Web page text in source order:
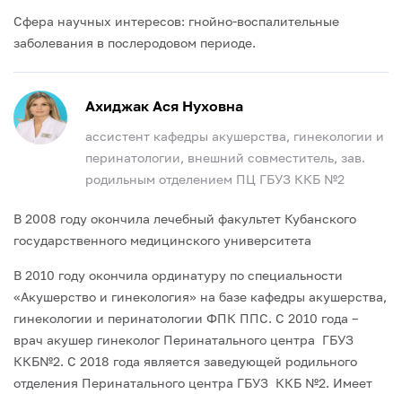
Сфера научных интересов: гнойно-воспалительные
заболевания в послеродовом периоде.
Ахиджак Ася Нуховна
ассистент кафедры акушерства, гинекологии и
перинатологии, внешний совместитель, зав.
родильным отделением ПЦ ГБУЗ ККБ №2
В 2008 году окончила лечебный факультет Кубанского
государственного медицинского университета
В 2010 году окончила ординатуру по специальности
«Акушерство и гинекология» на базе кафедры акушерства,
гинекологии и перинатологии ФПК ППС. С 2010 года –
врач акушер гинеколог Перинатального центра ГБУЗ
ККБ№2. С 2018 года является заведующей родильного
отделения Перинатального центра ГБУЗ ККБ №2. Имеет